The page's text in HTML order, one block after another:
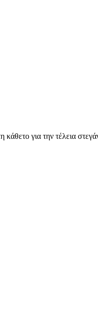
κάθετο για την τέλεια